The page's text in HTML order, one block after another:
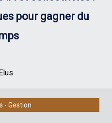
pour gagner du
- Gestion